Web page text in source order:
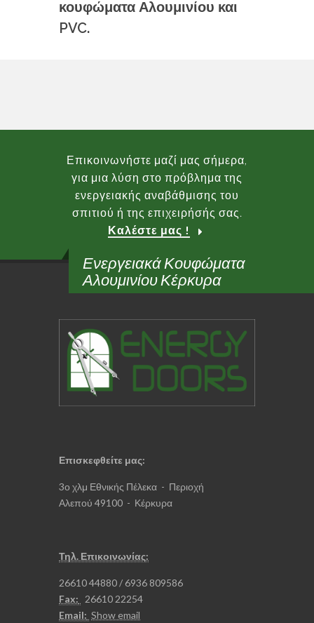
κουφώματα Αλουμινίου και
PVC.
Επικοινωνήστε μαζί μας σήμερα,
για μια λύση στο πρόβλημα της
ενεργειακής αναβάθμισης του
σπιτιού ή της επιχειρήσής σας.
Καλέστε μας !
Ενεργειακά Κουφώματα
Αλουμινίου Κέρκυρα
Επισκεφθείτε μας:
3ο χλμ Εθνικής Πέλεκα - Περιοχή
Αλεπού 49100 - Κέρκυρα
Τηλ. Επικοινωνίας:
26610 44880​​​​​​​​​​​​​​ / 6936 809586​​​​​​​
Fax:
26610 22254​​​​​​​​​​​​​​​​​​​​​
Email: Show email